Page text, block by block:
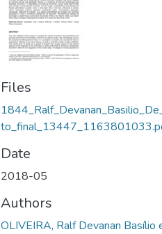
Files
Date
2018-05
Authors
OLIVEIRA, Ralf Devanan Basílio